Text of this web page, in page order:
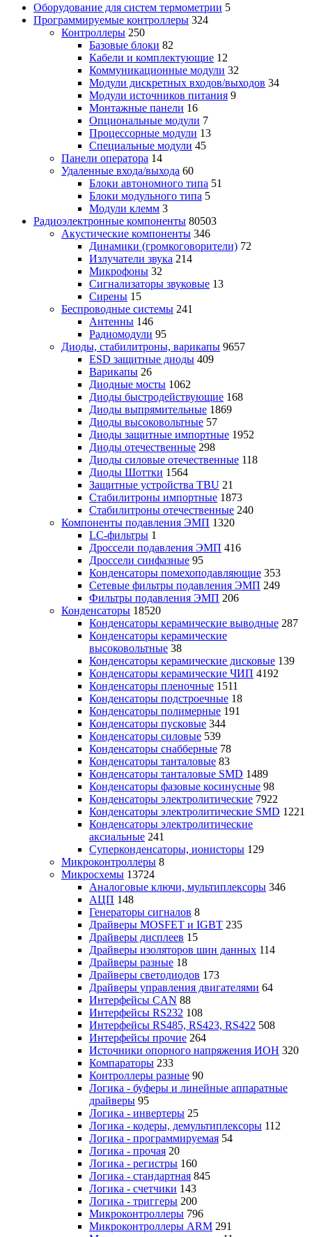
Оборудование для систем термометрии 5
Программируемые контроллеры 324
Контроллеры 250
Базовые блоки 82
Кабели и комплектующие 12
Коммуникационные модули 32
Модули дискретных входов/выходов 34
Модули источников питания 9
Монтажные панели 16
Опциональные модули 7
Процессорные модули 13
Специальные модули 45
Панели оператора 14
Удаленные входа/выхода 60
Блоки автономного типа 51
Блоки модульного типа 5
Модули клемм 3
Радиоэлектронные компоненты 80503
Акустические компоненты 346
Динамики (громкоговорители) 72
Излучатели звука 214
Микрофоны 32
Сигнализаторы звуковые 13
Сирены 15
Беспроводные системы 241
Антенны 146
Радиомодули 95
Диоды, стабилитроны, варикапы 9657
ESD защитные диоды 409
Варикапы 26
Диодные мосты 1062
Диоды быстродействующие 168
Диоды выпрямительные 1869
Диоды высоковольтные 57
Диоды защитные импортные 1952
Диоды отечественные 298
Диоды силовые отечественные 118
Диоды Шоттки 1564
Защитные устройства TBU 21
Стабилитроны импортные 1873
Стабилитроны отечественные 240
Компоненты подавления ЭМП 1320
LC-фильтры 1
Дроссели подавления ЭМП 416
Дроссели синфазные 95
Конденсаторы помехоподавляющие 353
Сетевые фильтры подавления ЭМП 249
Фильтры подавления ЭМП 206
Конденсаторы 18520
Конденсаторы керамические выводные 287
Конденсаторы керамические
высоковольтные 38
Конденсаторы керамические дисковые 139
Конденсаторы керамические ЧИП 4192
Конденсаторы пленочные 1511
Конденсаторы подстроечные 18
Конденсаторы полимерные 191
Конденсаторы пусковые 344
Конденсаторы силовые 539
Конденсаторы снабберные 78
Конденсаторы танталовые 83
Конденсаторы танталовые SMD 1489
Конденсаторы фазовые косинусные 98
Конденсаторы электролитические 7922
Конденсаторы электролитические SMD 1221
Конденсаторы электролитические
аксиальные 241
Суперконденсаторы, ионисторы 129
Микроконтроллеры 8
Микросхемы 13724
Аналоговые ключи, мультиплексоры 346
АЦП 148
Генераторы сигналов 8
Драйверы MOSFET и IGBT 235
Драйверы дисплеев 15
Драйверы изоляторов шин данных 114
Драйверы разные 18
Драйверы светодиодов 173
Драйверы управления двигателями 64
Интерфейсы CAN 88
Интерфейсы RS232 108
Интерфейсы RS485, RS423, RS422 508
Интерфейсы прочие 264
Источники опорного напряжения ИОН 320
Компараторы 233
Контроллеры разные 90
Логика - буферы и линейные аппаратные
драйверы 95
Логика - инвертеры 25
Логика - кодеры, демультиплексоры 112
Логика - программируемая 54
Логика - прочая 20
Логика - регистры 160
Логика - стандартная 845
Логика - счетчики 143
Логика - триггеры 200
Микроконтроллеры 796
Микроконтроллеры ARM 291